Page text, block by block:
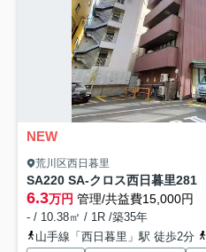
NEW
荒川区西日暮里
SA220 SA-クロス西日暮里281
6.3万円 管理/共益費15,000円
- / 10.38㎡ / 1R /築35年
山手線「西日暮里」駅 徒歩2分